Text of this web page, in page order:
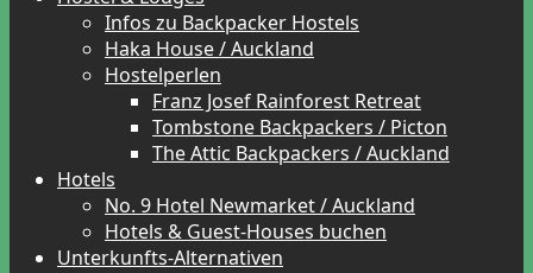
Infos zu Backpacker Hostels
Haka House / Auckland
Hostelperlen
Franz Josef Rainforest Retreat
Tombstone Backpackers / Picton
The Attic Backpackers / Auckland
Hotels
No. 9 Hotel Newmarket / Auckland
Hotels & Guest-Houses buchen
Unterkunfts-Alternativen